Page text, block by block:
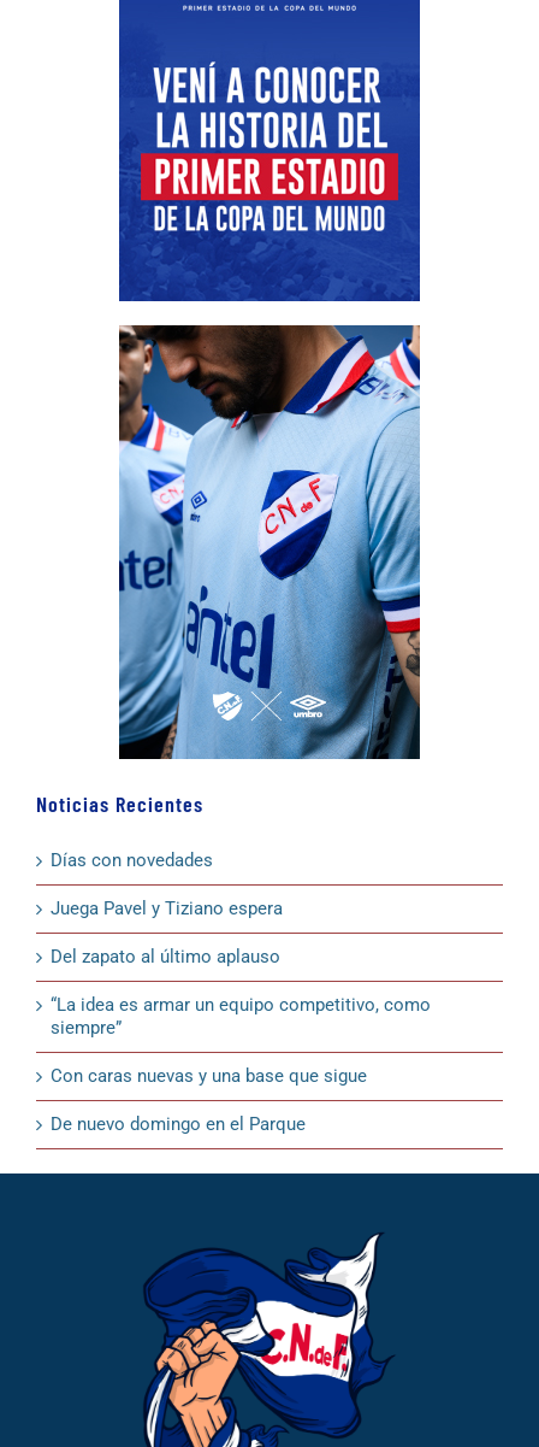
Noticias Recientes
Días con novedades
Juega Pavel y Tiziano espera
Del zapato al último aplauso
“La idea es armar un equipo competitivo, como
siempre”
Con caras nuevas y una base que sigue
De nuevo domingo en el Parque